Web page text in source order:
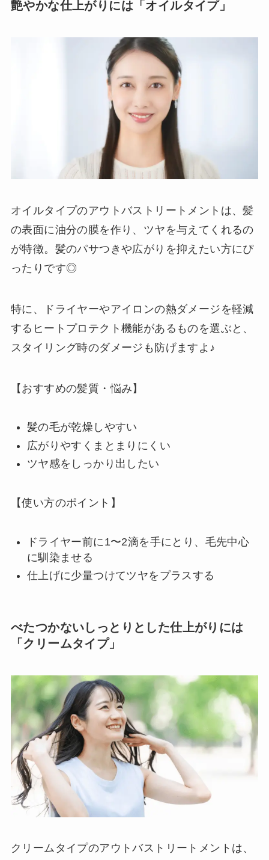
艶やかな仕上がりには「オイルタイプ」
オイルタイプのアウトバストリートメントは、髪
の表面に油分の膜を作り、ツヤを与えてくれるの
が特徴。髪のパサつきや広がりを抑えたい方にぴ
ったりです◎
特に、ドライヤーやアイロンの熱ダメージを軽減
するヒートプロテクト機能があるものを選ぶと、
スタイリング時のダメージも防げますよ♪
【おすすめの髪質・悩み】
髪の毛が乾燥しやすい
広がりやすくまとまりにくい
ツヤ感をしっかり出したい
【使い方のポイント】
ドライヤー前に1〜2滴を手にとり、毛先中心
に馴染ませる
仕上げに少量つけてツヤをプラスする
べたつかないしっとりとした仕上がりには
「クリームタイプ」
クリームタイプのアウトバストリートメントは、